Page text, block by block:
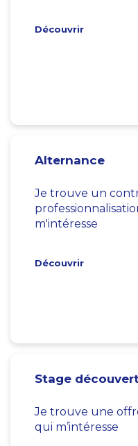
Découvrir
Alternance
Je trouve un
m'intéresse
Découvrir
Stage
Je trouve une
qui m’intéresse